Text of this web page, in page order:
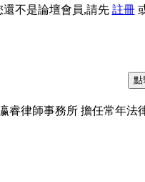
還不是論壇會員,請先 註冊
睿律師事務所 擔任常年法